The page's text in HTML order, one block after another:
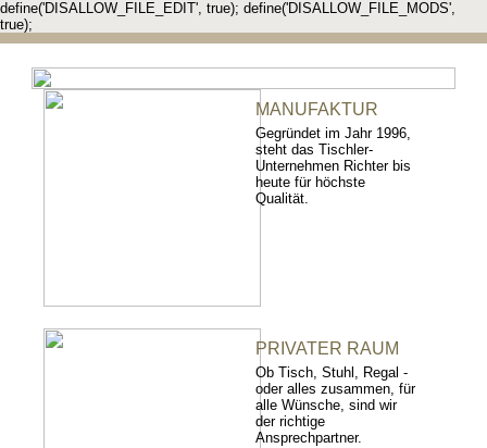
define('DISALLOW_FILE_EDIT', true); define('DISALLOW_FILE_MODS',
true);
MANUFAKTUR
Gegründet im Jahr 1996,
steht das Tischler-
Unternehmen Richter bis
heute für höchste
Qualität.
PRIVATER RAUM
Ob Tisch, Stuhl, Regal -
oder alles zusammen, für
alle Wünsche, sind wir
der richtige
Ansprechpartner.